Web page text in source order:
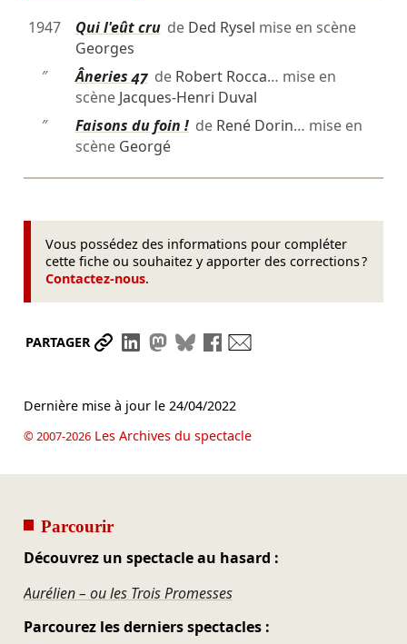
1947 Qui l'eût crude Ded Rysel mise en scène
Georges
″
Âneries 47de Robert Rocca… mise en
scène Jacques-Henri Duval
″
Faisons du foin !de René Dorin… mise en
scène Georgé
Vous possédez des informations pour compléter
cette fiche ou souhaitez y apporter des corrections ?
Contactez-nous.
PARTAGER Partager le lien
Partager sur LinkedIn
Partager sur Mastodon
Partager sur Bluesky
Partager sur Facebook
Dernière mise à jour le 24/04/2022
© 2007-2026Les Archives du spectacle
Parcourir
Découvrez un spectacle au hasard :
Aurélien – ou les Trois Promesses
Parcourez les derniers spectacles :